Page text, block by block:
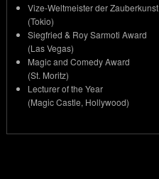
Vize-Weltmeister der Zauberkunst
(Tokio)
Siegfried & Roy Sarmoti Award
(Las Vegas)
Magic and Comedy Award
(St. Moritz)
Lecturer of the Year
(Magic Castle, Hollywood)